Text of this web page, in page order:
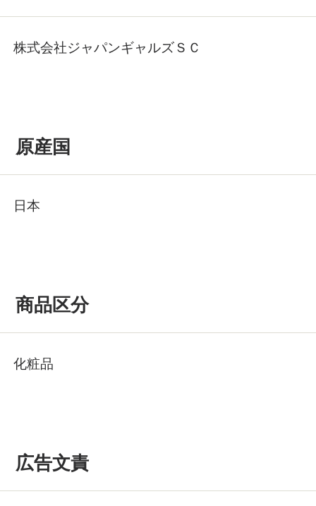
株式会社ジャパンギャルズＳＣ
原産国
日本
商品区分
化粧品
広告文責